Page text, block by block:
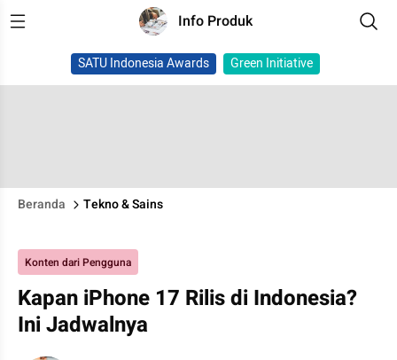
Info Produk
SATU Indonesia Awards Green Initiative
Beranda Tekno & Sains
Konten dari Pengguna
Kapan iPhone 17 Rilis di Indonesia?
Ini Jadwalnya